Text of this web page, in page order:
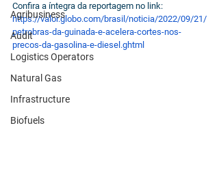
Agribusiness
Audit
Logistics Operators
Natural Gas
Infrastructure
Biofuels
Confira a íntegra da reportagem no link:
https://valor.globo.com/brasil/noticia/2022/09/21/
petrobras-da-guinada-e-acelera-cortes-nos-
precos-da-gasolina-e-diesel.ghtml